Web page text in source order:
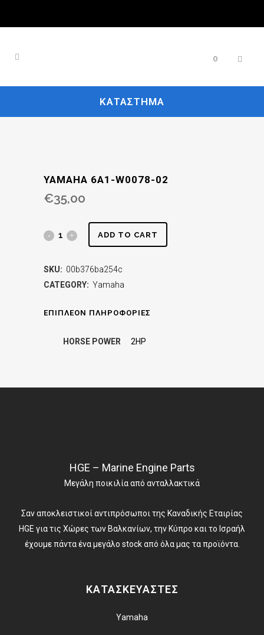
0
ΚΑΤΆΣΤΗΜΑ
YAMAHA 6A1-W0078-02
€35,00
ADD TO CART
SKU: 00b376ba254c
CATEGORY: Yamaha
ΕΠΙΠΛΈΟΝ ΠΛΗΡΟΦΟΡΊΕΣ
HORSE POWER 2HP
HGE – Marine Engine Parts
Μεγάλη ποικιλία από ανταλλακτικά
Σαν αποκλειστικοί αντιπρόσωποι της Καναδικής Εταιρίας
HGE για τις Χώρες των Βαλκανίων, την Κύπρο και το Ισραήλ
έχουμε πάντα ένα μεγάλο stock από όλα μας τα προϊόντα.
ΚΑΤΑΣΚΕΥΑΣΤΕΣ
Yamaha